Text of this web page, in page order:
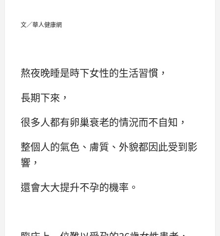
文／華人健康網
熬夜晚睡是時下女性的生活習慣，
長期下來，
很多人都有卵巢衰老的情況而不自知，
整個人的氣色、膚質、外貌都因此受到影
響，
還會大大提升不孕的機率。